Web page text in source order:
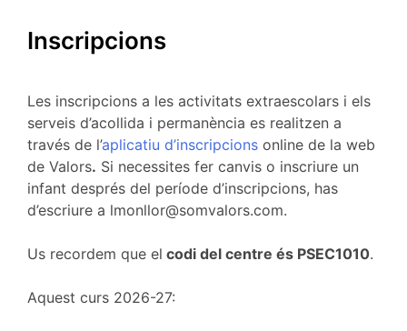
Inscripcions
Les inscripcions a les activitats extraescolars i els
serveis d’acollida i permanència es realitzen a
través de l’aplicatiu d’inscripcions online de la web
de Valors. Si necessites fer canvis o inscriure un
infant després del període d’inscripcions, has
d’escriure a lmonllor@somvalors.com.
Us recordem que el codi del centre és PSEC1010.
Aquest curs 2026-27: